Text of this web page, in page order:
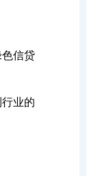
信贷
业的